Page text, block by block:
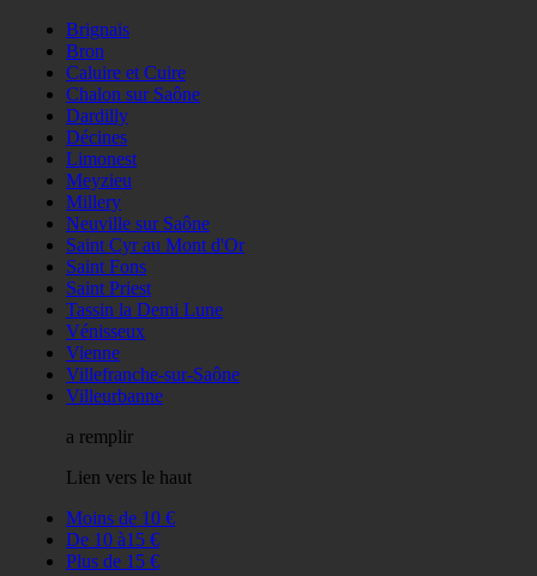
Brignais
Bron
Caluire et Cuire
Chalon sur Saône
Dardilly
Décines
Limonest
Meyzieu
Millery
Neuville sur Saône
Saint Cyr au Mont d'Or
Saint Fons
Saint Priest
Tassin la Demi Lune
Vénisseux
Vienne
Villefranche-sur-Saône
Villeurbanne
a remplir
Lien vers le haut
Moins de 10 €
De 10 à15 €
Plus de 15 €